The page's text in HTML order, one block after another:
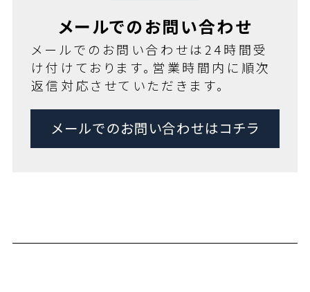
メールでのお問い合わせ
メールでのお問い合わせは24時間受
け付けております。営業時間内に順次
返信対応させていただきます。
メールでのお問い合わせはコチラ